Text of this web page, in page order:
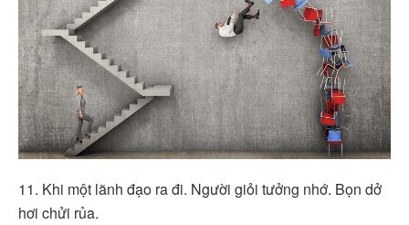
11. Khi một lãnh đạo ra đi. Người giỏi tưởng nhớ. Bọn dở
hơi chửi rủa.